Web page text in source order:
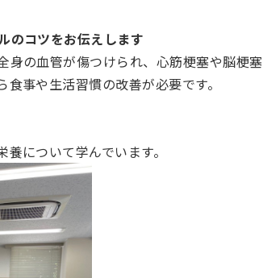
のコツをお伝えします
身の血管が傷つけられ、 心筋梗塞や脳梗塞
事や生活習慣の改善が必要です。
について学んでいます。